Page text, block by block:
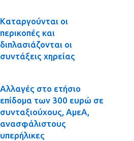
Καταργούνται οι
περικοπές και
διπλασιάζονται οι
συντάξεις χηρείας
Αλλαγές στο ετήσιο
επίδομα των 300 ευρώ σε
συνταξιούχους, ΑμεΑ,
ανασφάλιστους
υπερήλικες